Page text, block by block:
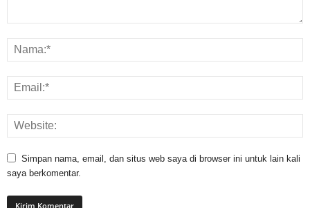
Simpan nama, email, dan situs web saya di browser ini untuk lain kali
saya berkomentar.